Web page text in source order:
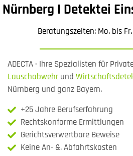
Nürnberg I Detektei
Beratungszeiten: Mo. bis
ADECTA · Ihre Spezialisten für
Lauschabwehrund
Nürnberg und ganz Bayern.
+25 Jahre Berufserfahrung
Rechtskonforme Ermittlungen
Gerichtsverwertbare Beweise
Keine An- &. Abfahrtskosten